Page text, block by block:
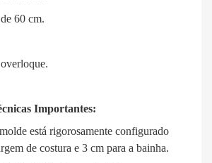
60 cm.
.
Importantes:
está rigorosamente configurado
de costura e 3 cm para a bainha.